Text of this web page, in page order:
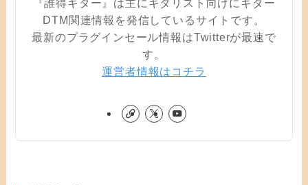
DTM関連情報を発信しているサイトです。
最新のプラグインセール情報はTwitterが最速で
す。
運営者情報はコチラ